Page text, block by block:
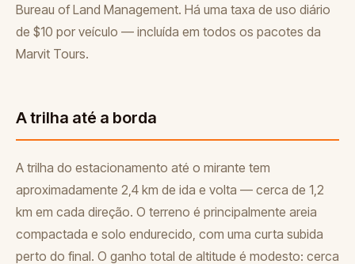
Bureau of Land Management. Há uma taxa de uso diário
de $10 por veículo — incluída em todos os pacotes da
Marvit Tours.
A trilha até a borda
A trilha do estacionamento até o mirante tem
aproximadamente 2,4 km de ida e volta — cerca de 1,2
km em cada direção. O terreno é principalmente areia
compactada e solo endurecido, com uma curta subida
perto do final. O ganho total de altitude é modesto: cerca